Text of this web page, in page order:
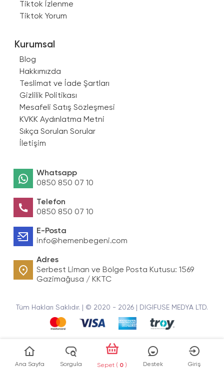
Tiktok İzlenme
Tiktok Yorum
Kurumsal
Blog
Hakkımızda
Teslimat ve İade Şartları
Gizlilik Politikası
Mesafeli Satış Sözleşmesi
KVKK Aydınlatma Metni
Sıkça Sorulan Sorular
İletişim
Whatsapp
0850 850 07 10
Telefon
0850 850 07 10
E-Posta
info@hemenbegeni.com
Adres
Serbest Liman ve Bölge Posta Kutusu: 1569
Gazimağusa / KKTC
Tüm Hakları Saklıdır. | © 2020 - 2026 | DIGIFUSE MEDYA LTD.
Ana Sayfa Sorgula Sepet ( 0 ) Destek Giriş